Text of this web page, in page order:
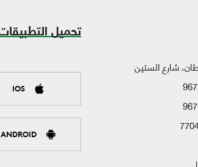
شارع الستين
تحميل
IOS
ANDROID